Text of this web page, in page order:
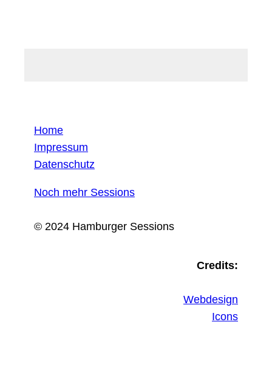
Home
Impressum
Datenschutz
Noch mehr Sessions
© 2024 Hamburger Sessions
Credits:
Webdesign
Icons